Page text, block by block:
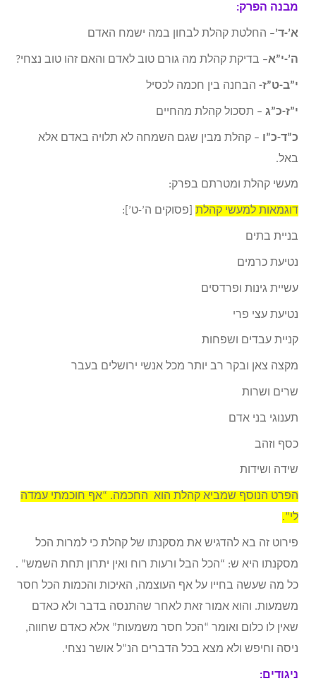
מבנה הפרק:
א’-ד’– החלטת קהלת לבחון במה ישמח האדם
ה’-י”א– בדיקת קהלת מה גורם טוב לאדם והאם זהו טוב נצחי?
י”ב-ט”ז- הבחנה בין חכמה לכסיל
י”ז-כ”ג – תסכול קהלת מהחיים
כ”ד-כ”ו – קהלת מבין שגם השמחה לא תלויה באדם אלא
באל.
מעשי קהלת ומטרתם בפרק:
דוגמאות למעשי קהלת [פסוקים ה’-ט’]:
בניית בתים
נטיעת כרמים
עשיית גינות ופרדסים
נטיעת עצי פרי
קניית עבדים ושפחות
מקצה צאן ובקר רב יותר מכל אנשי ירושלים בעבר
שרים ושרות
תענוגי בני אדם
כסף וזהב
שידה ושידות
הפרט הנוסף שמביא קהלת הוא החכמה. “אף חוכמתי עמדה
לי”.
פירוט זה בא להדגיש את מסקנתו של קהלת כי למרות הכל
מסקנתו היא ש: “הכל הבל ורעות רוח ואין יתרון תחת השמש” .
כל מה שעשה בחייו על אף העוצמה, האיכות והכמות הכל חסר
משמעות. והוא אמור זאת לאחר שהתנסה בדבר ולא כאדם
שאין לו כלום ואומר “הכל חסר משמעות” אלא כאדם שחווה,
ניסה וחיפש ולא מצא בכל הדברים הנ”ל אושר נצחי.
ניגודים: